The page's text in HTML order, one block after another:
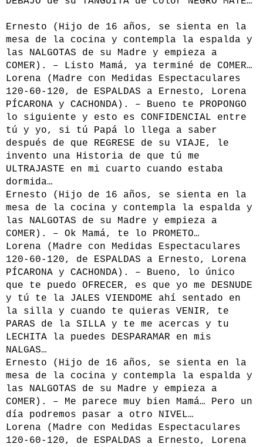
Ernesto (Hijo de 16 años, se sienta en la
mesa de la cocina y contempla la espalda y
las NALGOTAS de su Madre y empieza a
COMER). – Listo Mamá, ya terminé de COMER…
Lorena (Madre con Medidas Espectaculares
120-60-120, de ESPALDAS a Ernesto, Lorena
PÍCARONA y CACHONDA). – Bueno te PROPONGO
lo siguiente y esto es CONFIDENCIAL entre
tú y yo, si tú Papá lo llega a saber
después de que REGRESE de su VIAJE, le
invento una Historia de que tú me
ULTRAJASTE en mi cuarto cuando estaba
dormida…
Ernesto (Hijo de 16 años, se sienta en la
mesa de la cocina y contempla la espalda y
las NALGOTAS de su Madre y empieza a
COMER). – Ok Mamá, te lo PROMETO…
Lorena (Madre con Medidas Espectaculares
120-60-120, de ESPALDAS a Ernesto, Lorena
PÍCARONA y CACHONDA). – Bueno, lo único
que te puedo OFRECER, es que yo me DESNUDE
y tú te la JALES VIENDOME ahí sentado en
la silla y cuando te quieras VENIR, te
PARAS de la SILLA y te me acercas y tu
LECHITA la puedes DESPARAMAR en mis
NALGAS…
Ernesto (Hijo de 16 años, se sienta en la
mesa de la cocina y contempla la espalda y
las NALGOTAS de su Madre y empieza a
COMER). – Me parece muy bien Mamá… Pero un
día podremos pasar a otro NIVEL…
Lorena (Madre con Medidas Espectaculares
120-60-120, de ESPALDAS a Ernesto, Lorena